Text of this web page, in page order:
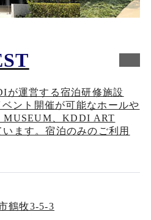
運営する宿泊研修施設
ント開催が可能なホールや
MUSEUM、KDDI ART
ます。宿泊のみのご利用
鶴牧3-5-3